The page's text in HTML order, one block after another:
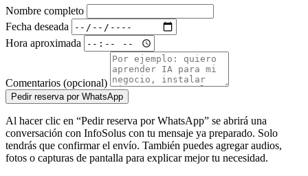
Nombre completo
Fecha deseada
Hora aproximada
Comentarios (opcional)
Pedir reserva por WhatsApp
Al hacer clic en “Pedir reserva por WhatsApp” se abrirá una
conversación con InfoSolus con tu mensaje ya preparado. Solo
tendrás que confirmar el envío. También puedes agregar audios,
fotos o capturas de pantalla para explicar mejor tu necesidad.